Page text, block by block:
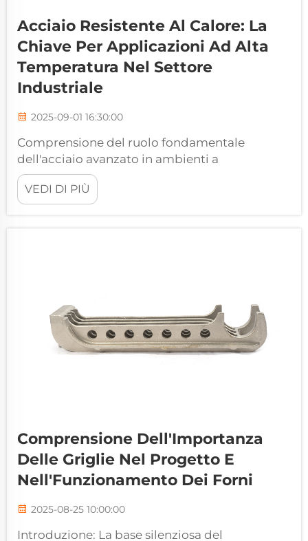
Acciaio Resistente Al Calore: La
Chiave Per Applicazioni Ad Alta
Temperatura Nel Settore
Industriale
2025-09-01 16:30:00
Comprensione del ruolo fondamentale
dell'acciaio avanzato in ambienti a
temperatura estrema Nel mondo impegnativo
delle applicazioni industriali, l'acciaio
resistente al calore si presenta come un
VEDI DI PIÙ
Comprensione Dell'Importanza
Delle Griglie Nel Progetto E
Nell'Funzionamento Dei Forni
2025-08-25 10:00:00
Introduzione: La base silenziosa del